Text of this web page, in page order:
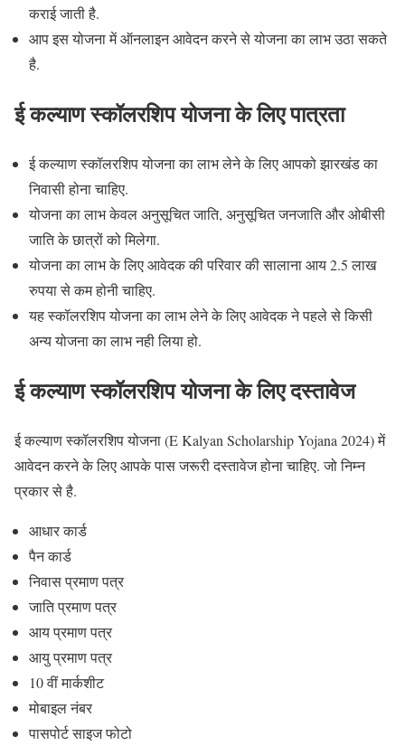
कराई जाती है.
आप इस योजना में ऑनलाइन आवेदन करने से योजना का लाभ उठा सकते
है.
ई कल्याण स्कॉलरशिप योजना के लिए पात्रता
ई कल्याण स्कॉलरशिप योजना का लाभ लेने के लिए आपको झारखंड का
निवासी होना चाहिए.
योजना का लाभ केवल अनुसूचित जाति, अनुसूचित जनजाति और ओबीसी
जाति के छात्रों को मिलेगा.
योजना का लाभ के लिए आवेदक की परिवार की सालाना आय 2.5 लाख
रुपया से कम होनी चाहिए.
यह स्कॉलरशिप योजना का लाभ लेने के लिए आवेदक ने पहले से किसी
अन्य योजना का लाभ नही लिया हो.
ई कल्याण स्कॉलरशिप योजना के लिए दस्तावेज
ई कल्याण स्कॉलरशिप योजना (E Kalyan Scholarship Yojana 2024) में
आवेदन करने के लिए आपके पास जरूरी दस्तावेज होना चाहिए. जो निम्न
प्रकार से है.
आधार कार्ड
पैन कार्ड
निवास प्रमाण पत्र
जाति प्रमाण पत्र
आय प्रमाण पत्र
आयु प्रमाण पत्र
10 वीं मार्कशीट
मोबाइल नंबर
पासपोर्ट साइज फोटो